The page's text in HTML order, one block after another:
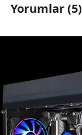
Yorumlar (5)